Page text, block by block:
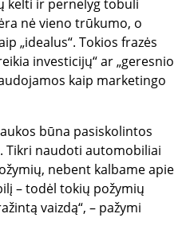
kelti ir pernelyg tobuli
nė vieno trūkumo, o
„idealus“. Tokios frazės
investicijų“ ar „geresnio
kaip marketingo
būna pasiskolintos
Tikri naudoti automobiliai
nebent kalbame apie
– todėl tokių požymių
vaizdą“, – pažymi